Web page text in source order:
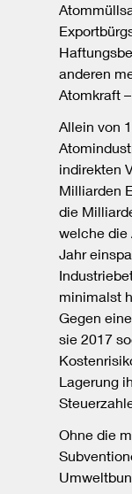
anderen
Atomkraft
Allein von
indirekten
Milliarden
die
welche die
Jahr
minimalst
Gegen
sie 2017
Lagerung
Ohne die